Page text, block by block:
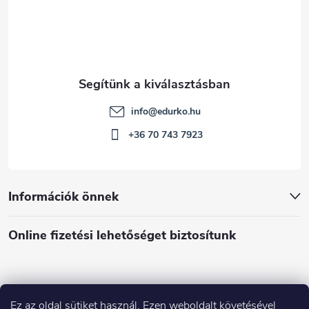
Ez az oldal sütiket használ. Ezen weboldalt követésével
Információk önnek
Online fizetési lehetőséget biztosítunk
info@edurko.hu
+36 70 743 7923